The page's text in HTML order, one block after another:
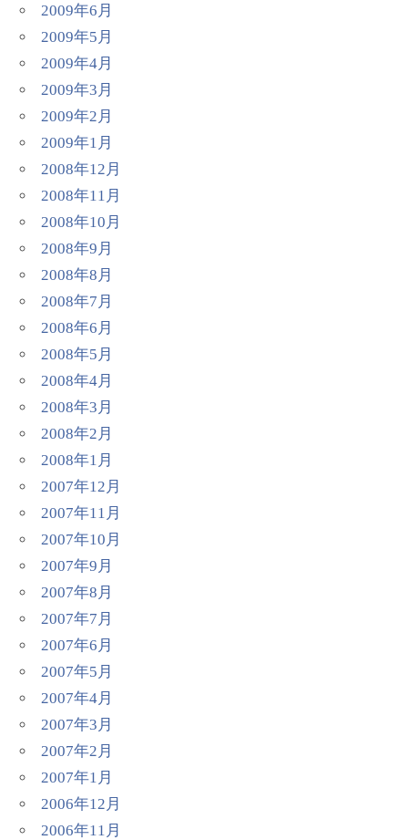
2009年6月
2009年5月
2009年4月
2009年3月
2009年2月
2009年1月
2008年12月
2008年11月
2008年10月
2008年9月
2008年8月
2008年7月
2008年6月
2008年5月
2008年4月
2008年3月
2008年2月
2008年1月
2007年12月
2007年11月
2007年10月
2007年9月
2007年8月
2007年7月
2007年6月
2007年5月
2007年4月
2007年3月
2007年2月
2007年1月
2006年12月
2006年11月